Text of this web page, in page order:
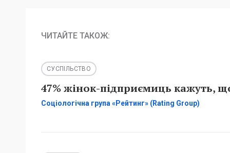
ЧИТАЙТЕ ТАКОЖ:
СУСПІЛЬСТВО
47% жінок-підприємиць кажуть,
Соціологічна група «Рейтинг» (Rating Group)